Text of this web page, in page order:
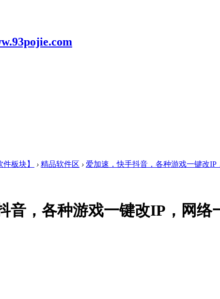
件板块】 › 精品软件区 › 爱加速，快手抖音，各种游戏一键改IP
音，各种游戏一键改IP，网络